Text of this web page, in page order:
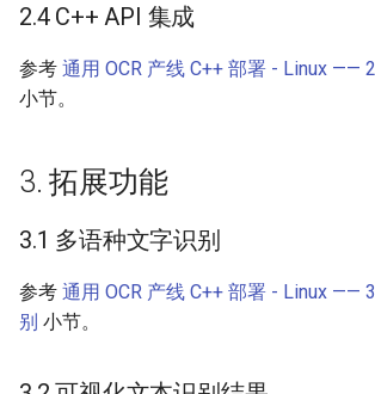
2.4 C++ API 集成
参考 通用 OCR 产线 C++ 部署 - Linux ——
小节。
3. 拓展功能
3.1 多语种文字识别
参考 通用 OCR 产线 C++ 部署 - Linux ——
别 小节。